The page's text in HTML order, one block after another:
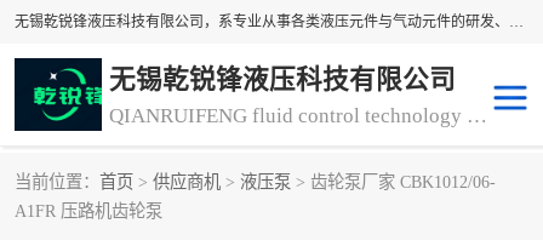
无锡乾锐锋液压科技有限公司，系专业从事各类液压元件与气动元件的研发、生产和销售业务为一体的生产型齿轮泵厂家、液压齿轮泵厂家。主要生产销售风冷式冷却器、液压油风冷却器，冷却器厂家直销、齿轮泵型号、齿轮泵厂家排名详情可来电咨询！
无锡乾锐锋液压科技有限公司
QIANRUIFENG fluid control technology co. LTD
当前位置： 首页 > 供应商机 > 液压泵 > 齿轮泵厂家 CBK1012/06-
A1FR 压路机齿轮泵
液压泵